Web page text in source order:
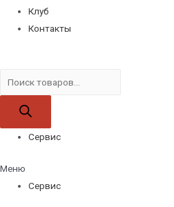
Клуб
Контакты
товаров
Сервис
Меню
Сервис